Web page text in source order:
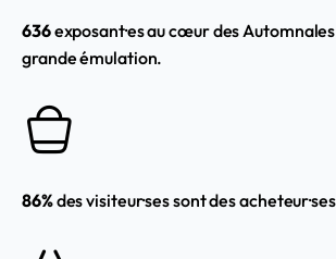
636exposant·es au cœur des
grande émulation.
86%des visiteur·ses sont des